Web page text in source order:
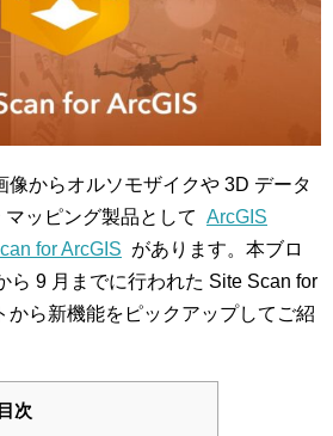
像からオルソモザイクや 3D データ
ッピング製品として ArcGIS
for ArcGIS があります。本ブロ
ら 9 月までに行われた Site Scan for
から新機能をピックアップしてご紹
目次